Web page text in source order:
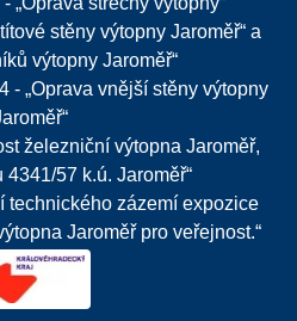
stěny výtopny Jaroměř“ a
výtopny Jaroměř“
- „Oprava vnější stěny výtopny
železniční výtopna Jaroměř,
57 k.ú. Jaroměř“
technického zázemí expozice
Jaroměř pro veřejnost.“